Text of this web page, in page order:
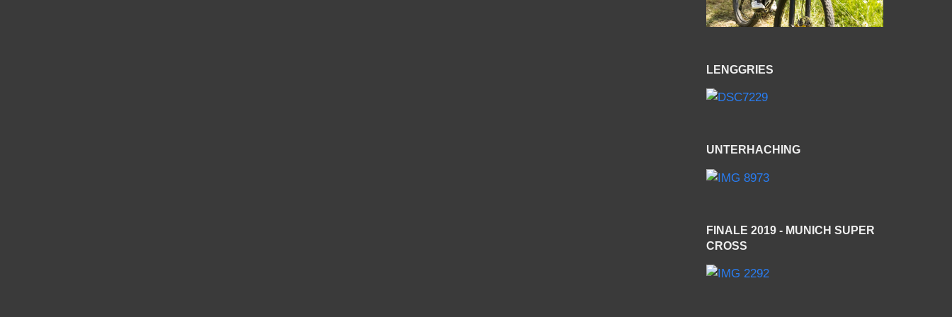
LENGGRIES
UNTERHACHING
FINALE 2019 - MUNICH SUPER
CROSS